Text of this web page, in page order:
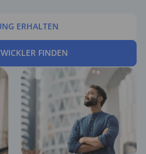
FINDEN
ERHALTEN